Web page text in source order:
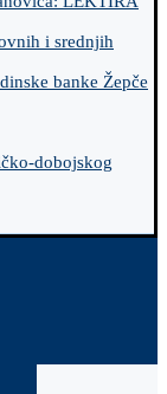
i srednjih
banke Žepče
dobojskog